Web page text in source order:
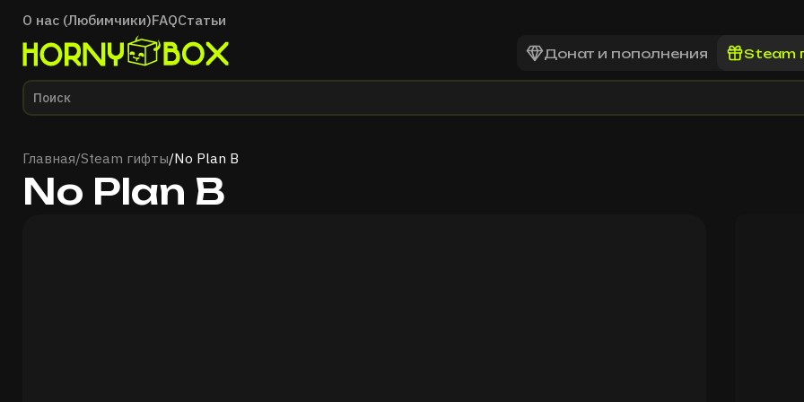
О нас (Любимчики)FAQСтатьи
Главная
Донат и пополнения Steam
Главная/Steam гифты/No Plan B
No Plan B